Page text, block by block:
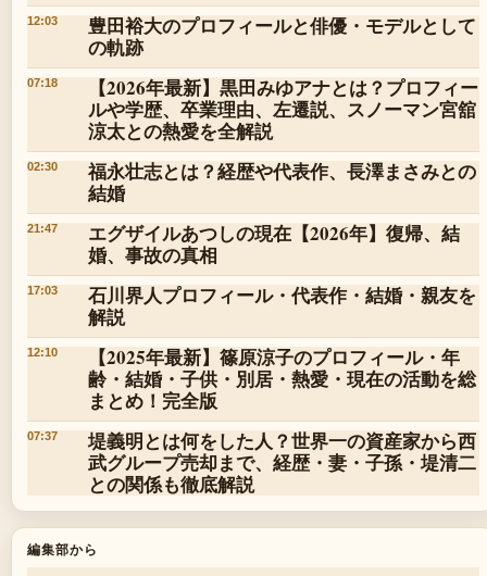
12:03
豊田裕大のプロフィールと俳優・モデルとして
の軌跡
07:18
【2026年最新】黒田みゆアナとは？プロフィー
ルや学歴、卒業理由、左遷説、スノーマン宮舘
涼太との熱愛を全解説
02:30
福永壮志とは？経歴や代表作、長澤まさみとの
結婚
21:47
エグザイルあつしの現在【2026年】復帰、結
婚、事故の真相
17:03
石川界人プロフィール・代表作・結婚・親友を
解説
12:10
【2025年最新】篠原涼子のプロフィール・年
齢・結婚・子供・別居・熱愛・現在の活動を総
まとめ！完全版
07:37
堤義明とは何をした人？世界一の資産家から西
武グループ売却まで、経歴・妻・子孫・堤清二
との関係も徹底解説
編集部から